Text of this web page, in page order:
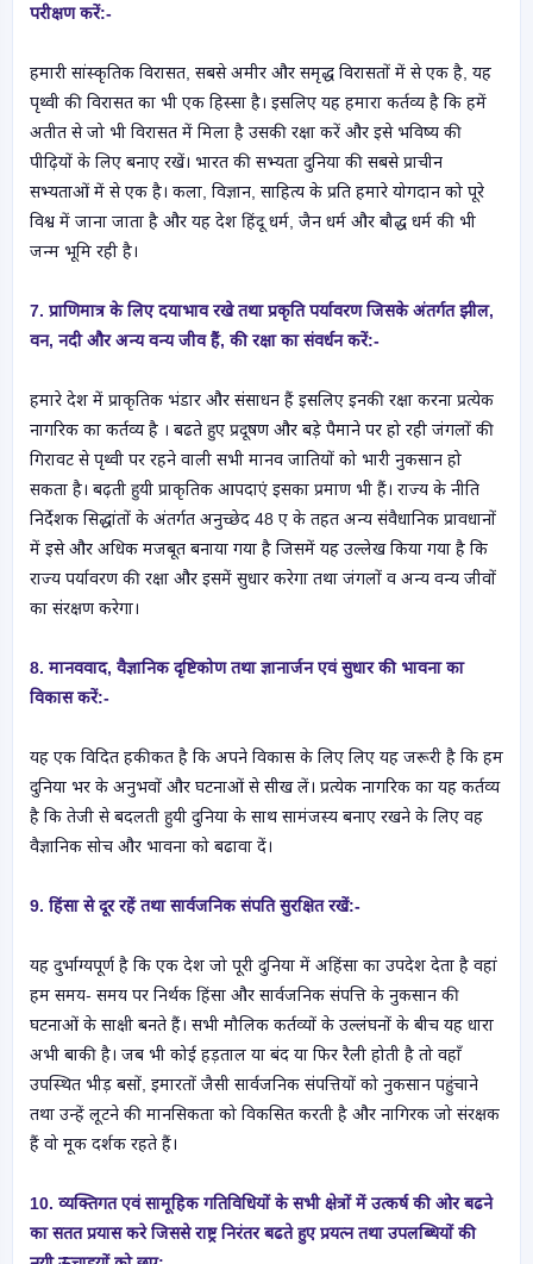
परीक्षणकरें:-
हमारी सांस्कृतिक विरासत, सबसे अमीर और समृद्ध विरासतों में से एक है, यह
पृथ्वी की विरासत का भी एक हिस्सा है। इसलिए यह हमारा कर्तव्य है कि हमें
अतीत से जो भी विरासत में मिला है उसकी रक्षा करें और इसे भविष्य की
पीढ़ियों के लिए बनाए रखें। भारत की सभ्यता दुनिया की सबसे प्राचीन
सभ्यताओं में से एक है। कला, विज्ञान, साहित्य के प्रति हमारे योगदान को पूरे
विश्व में जाना जाता है और यह देश हिंदू धर्म, जैन धर्म और बौद्ध धर्म की भी
जन्म भूमि रही है।
7. प्राणिमात्र के लिए दयाभाव रखे तथा प्रकृति पर्यावरण जिसके अंतर्गत झील,
वन, नदी और अन्य वन्य जीव हैं, की रक्षा का संवर्धनकरें:-
हमारे देश में प्राकृतिक भंडार और संसाधन हैं इसलिए इनकी रक्षा करना प्रत्येक
नागरिक का कर्तव्य है । बढते हुए प्रदूषण और बड़े पैमाने पर हो रही जंगलों की
गिरावट से पृथ्वी पर रहने वाली सभी मानव जातियों को भारी नुकसान हो
सकता है। बढ़ती हुयी प्राकृतिक आपदाएं इसका प्रमाण भी हैं। राज्य के नीति
निर्देशक सिद्धांतों के अंतर्गत अनुच्छेद 48 ए के तहत अन्य संवैधानिक प्रावधानों
में इसे और अधिक मजबूत बनाया गया है जिसमें यह उल्लेख किया गया है कि
राज्य पर्यावरण की रक्षा और इसमें सुधार करेगा तथा जंगलों व अन्य वन्य जीवों
का संरक्षण करेगा।
8. मानववाद, वैज्ञानिक दृष्टिकोण तथा ज्ञानार्जन एवं सुधार की भावना का
विकासकरें:-
यह एक विदित हकीकत है कि अपने विकास के लिए लिए यह जरूरी है कि हम
दुनिया भर के अनुभवों और घटनाओं से सीख लें। प्रत्येक नागरिक का यह कर्तव्य
है कि तेजी से बदलती हुयी दुनिया के साथ सामंजस्य बनाए रखने के लिए वह
वैज्ञानिक सोच और भावना को बढावा दें।
9. हिंसा से दूर रहें तथा सार्वजनिक संपति सुरक्षित रखें:-
यह दुर्भाग्यपूर्ण है कि एक देश जो पूरी दुनिया में अहिंसा का उपदेश देता है वहां
हम समय- समय पर निर्थक हिंसा और सार्वजनिक संपत्ति के नुकसान की
घटनाओं के साक्षी बनते हैं। सभी मौलिक कर्तव्यों के उल्लंघनों के बीच यह धारा
अभी बाकी है। जब भी कोई हड़ताल या बंद या फिर रैली होती है तो वहाँ
उपस्थित भीड़ बसों, इमारतों जैसी सार्वजनिक संपत्तियों को नुकसान पहुंचाने
तथा उन्हें लूटने की मानसिकता को विकसित करती है और नागिरक जो संरक्षक
हैं वो मूक दर्शक रहते हैं।
10. व्यक्तिगत एवं सामूहिक गतिविधियों के सभी क्षेत्रों में उत्कर्ष की ओर बढने
का सतत प्रयास करे जिससे राष्ट्र निरंतर बढते हुए प्रयत्न तथा उपलब्धियों की